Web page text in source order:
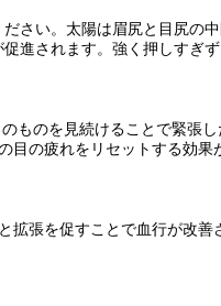
さい。太陽は眉尻と目尻の
されます。強く押しすぎ
ものを見続けることで緊張
の疲れをリセットする効果
張を促すことで血行が改